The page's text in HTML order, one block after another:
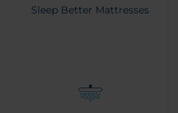
Sleep Better Mattresses